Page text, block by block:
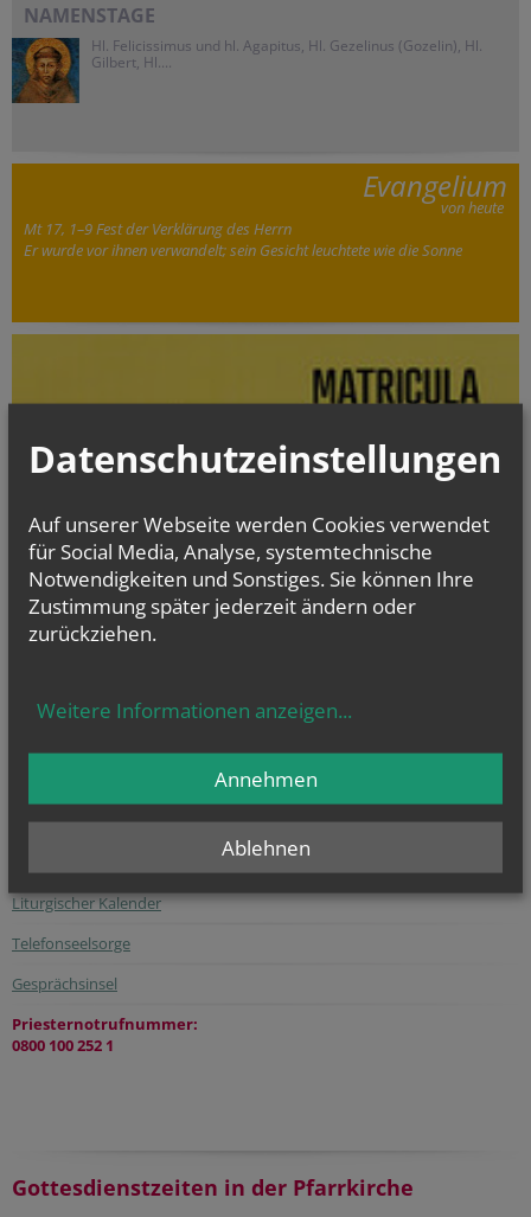
NAMENSTAGE
Hl. Felicissimus und hl. Agapitus, Hl. Gezelinus (Gozelin), Hl.
Gilbert, Hl....
Evangelium
von heute
Mt 17, 1–9 Fest der Verklärung des Herrn
Er wurde vor ihnen verwandelt; sein Gesicht leuchtete wie die Sonne
Matrikenführung an bis einschließlich 1938 können online kostenlos
gottesdienst.at
Liturgischer Kalender
Telefonseelsorge
Gesprächsinsel
Priesternotrufnummer:
0800 100 252 1
Gottesdienstzeiten in der Pfarrkirche
Datenschutzeinstellungen
Auf unserer Webseite werden Cookies verwendet
für Social Media, Analyse, systemtechnische
Notwendigkeiten und Sonstiges. Sie können Ihre
Zustimmung später jederzeit ändern oder
zurückziehen.
Weitere Informationen anzeigen...
Ablehnen
Annehmen